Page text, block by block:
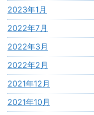
2023年1月
2022年7月
2022年3月
2022年2月
2021年12月
2021年10月